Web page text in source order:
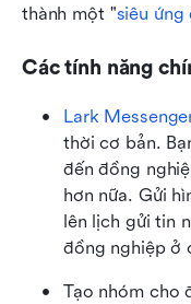
thành một "siêu ứng
Các tính năng
Lark
thời cơ bản.
đến đồng
hơn nữa. Gửi
lên lịch gửi tin
đồng nghiệp ở
Tạo nhóm cho